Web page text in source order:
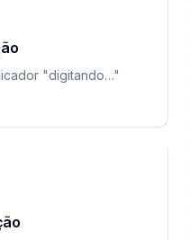
"digitando…"